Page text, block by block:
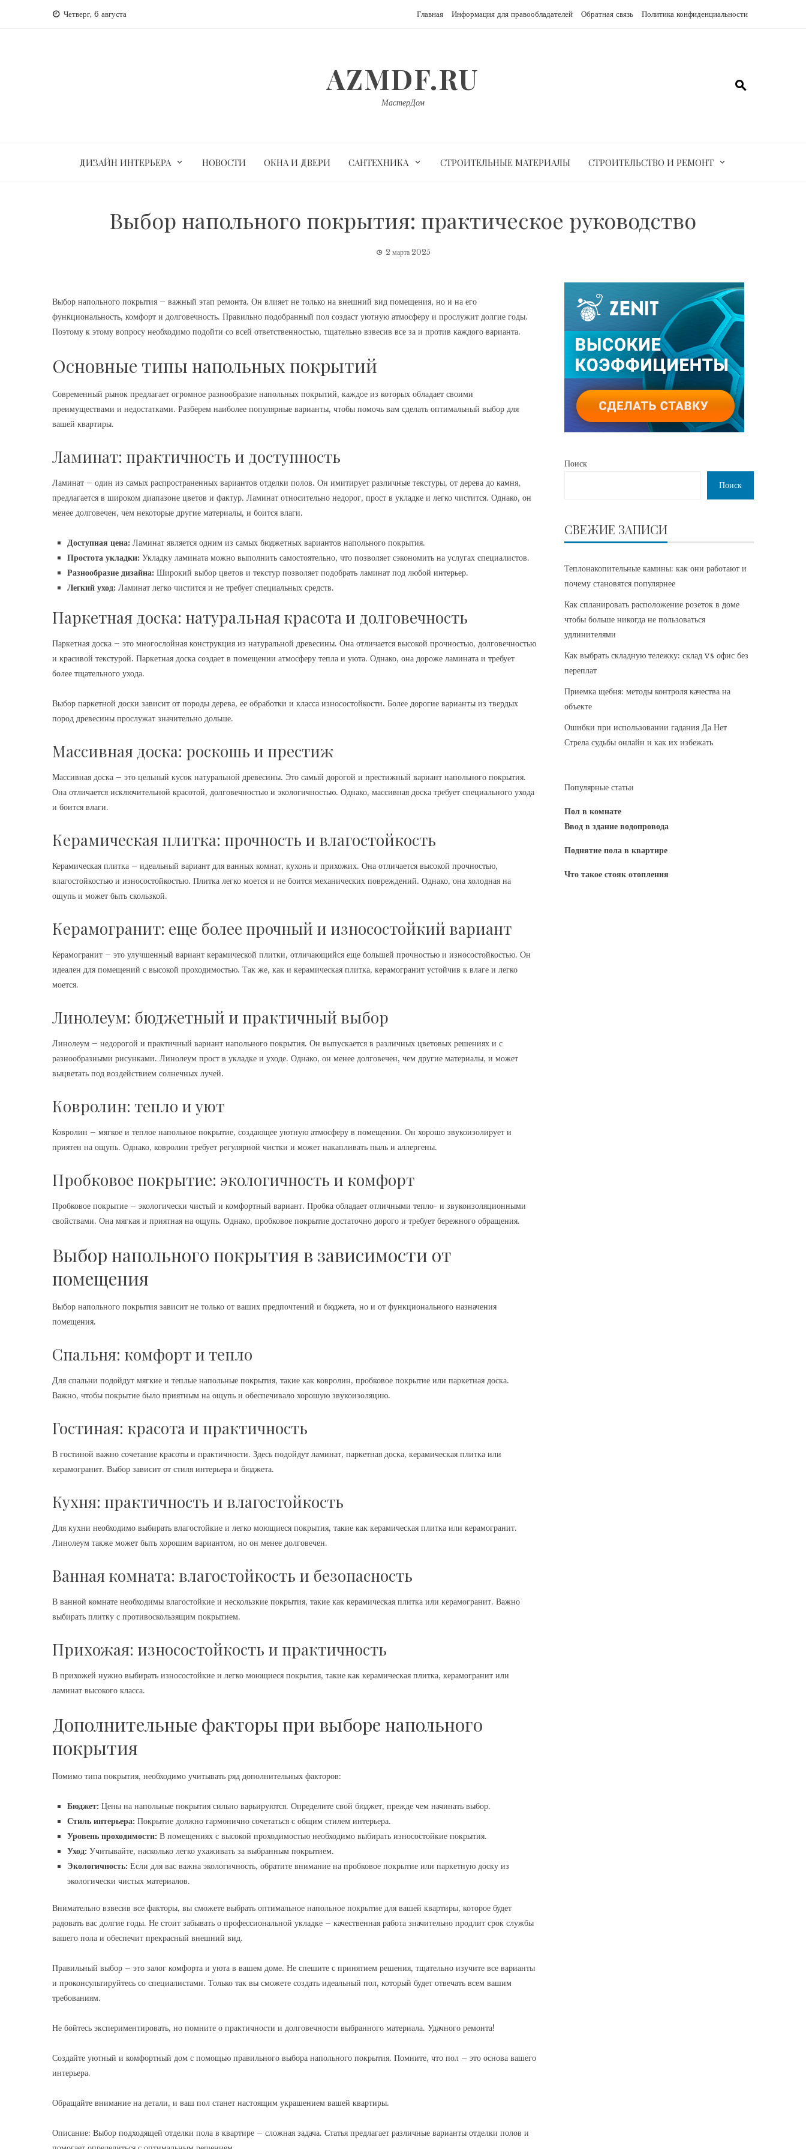
Четверг, 6 августа Главная Информация для правообладателей Обратная связь Политика конфиденциальности
AZMDF.RU
МастерДом
ДИЗАЙН ИНТЕРЬЕРА НОВОСТИ ОКНА И ДВЕРИ САНТЕХНИКА СТРОИТЕЛЬНЫЕ МАТЕРИАЛЫ СТРОИТЕЛЬСТВО И РЕМОНТ
Выбор напольного покрытия: практическое руководство
2 марта 2025
Выбор напольного покрытия – важный этап ремонта. Он влияет не только на внешний вид помещения, но и на его
функциональность, комфорт и долговечность. Правильно подобранный пол создаст уютную атмосферу и прослужит долгие годы.
Поэтому к этому вопросу необходимо подойти со всей ответственностью, тщательно взвесив все за и против каждого варианта.
Основные типы напольных покрытий
Современный рынок предлагает огромное разнообразие напольных покрытий, каждое из которых обладает своими
преимуществами и недостатками. Разберем наиболее популярные варианты, чтобы помочь вам сделать оптимальный выбор для
вашей квартиры.
Ламинат: практичность и доступность
Ламинат – один из самых распространенных вариантов отделки полов. Он имитирует различные текстуры, от дерева до камня,
предлагается в широком диапазоне цветов и фактур. Ламинат относительно недорог, прост в укладке и легко чистится. Однако, он
менее долговечен, чем некоторые другие материалы, и боится влаги.
Доступная цена: Ламинат является одним из самых бюджетных вариантов напольного покрытия.
Простота укладки: Укладку ламината можно выполнить самостоятельно, что позволяет сэкономить на услугах специалистов.
Разнообразие дизайна: Широкий выбор цветов и текстур позволяет подобрать ламинат под любой интерьер.
Легкий уход: Ламинат легко чистится и не требует специальных средств.
Паркетная доска: натуральная красота и долговечность
Паркетная доска – это многослойная конструкция из натуральной древесины. Она отличается высокой прочностью, долговечностью
и красивой текстурой. Паркетная доска создает в помещении атмосферу тепла и уюта. Однако, она дороже ламината и требует
более тщательного ухода.
Выбор паркетной доски зависит от породы дерева, ее обработки и класса износостойкости. Более дорогие варианты из твердых
пород древесины прослужат значительно дольше.
Массивная доска: роскошь и престиж
Массивная доска – это цельный кусок натуральной древесины. Это самый дорогой и престижный вариант напольного покрытия.
Она отличается исключительной красотой, долговечностью и экологичностью. Однако, массивная доска требует специального ухода
и боится влаги.
Керамическая плитка: прочность и влагостойкость
Керамическая плитка – идеальный вариант для ванных комнат, кухонь и прихожих. Она отличается высокой прочностью,
влагостойкостью и износостойкостью. Плитка легко моется и не боится механических повреждений. Однако, она холодная на
ощупь и может быть скользкой.
Керамогранит: еще более прочный и износостойкий вариант
Керамогранит – это улучшенный вариант керамической плитки, отличающийся еще большей прочностью и износостойкостью. Он
идеален для помещений с высокой проходимостью. Так же, как и керамическая плитка, керамогранит устойчив к влаге и легко
моется.
Линолеум: бюджетный и практичный выбор
Линолеум – недорогой и практичный вариант напольного покрытия. Он выпускается в различных цветовых решениях и с
разнообразными рисунками. Линолеум прост в укладке и уходе. Однако, он менее долговечен, чем другие материалы, и может
выцветать под воздействием солнечных лучей.
Ковролин: тепло и уют
Ковролин – мягкое и теплое напольное покрытие, создающее уютную атмосферу в помещении. Он хорошо звукоизолирует и
приятен на ощупь. Однако, ковролин требует регулярной чистки и может накапливать пыль и аллергены.
Пробковое покрытие: экологичность и комфорт
Пробковое покрытие – экологически чистый и комфортный вариант. Пробка обладает отличными тепло- и звукоизоляционными
свойствами. Она мягкая и приятная на ощупь. Однако, пробковое покрытие достаточно дорого и требует бережного обращения.
Выбор напольного покрытия в зависимости от
помещения
Выбор напольного покрытия зависит не только от ваших предпочтений и бюджета, но и от функционального назначения
помещения.
Спальня: комфорт и тепло
Для спальни подойдут мягкие и теплые напольные покрытия, такие как ковролин, пробковое покрытие или паркетная доска.
Важно, чтобы покрытие было приятным на ощупь и обеспечивало хорошую звукоизоляцию.
Гостиная: красота и практичность
В гостиной важно сочетание красоты и практичности. Здесь подойдут ламинат, паркетная доска, керамическая плитка или
керамогранит. Выбор зависит от стиля интерьера и бюджета.
Кухня: практичность и влагостойкость
Для кухни необходимо выбирать влагостойкие и легко моющиеся покрытия, такие как керамическая плитка или керамогранит.
Линолеум также может быть хорошим вариантом, но он менее долговечен.
Ванная комната: влагостойкость и безопасность
В ванной комнате необходимы влагостойкие и нескользкие покрытия, такие как керамическая плитка или керамогранит. Важно
выбирать плитку с противоскользящим покрытием.
Прихожая: износостойкость и практичность
В прихожей нужно выбирать износостойкие и легко моющиеся покрытия, такие как керамическая плитка, керамогранит или
ламинат высокого класса.
Дополнительные факторы при выборе напольного
покрытия
Помимо типа покрытия, необходимо учитывать ряд дополнительных факторов:
Бюджет: Цены на напольные покрытия сильно варьируются. Определите свой бюджет, прежде чем начинать выбор.
Стиль интерьера: Покрытие должно гармонично сочетаться с общим стилем интерьера.
Уровень проходимости: В помещениях с высокой проходимостью необходимо выбирать износостойкие покрытия.
Уход: Учитывайте, насколько легко ухаживать за выбранным покрытием.
Экологичность: Если для вас важна экологичность, обратите внимание на пробковое покрытие или паркетную доску из
экологически чистых материалов.
Внимательно взвесив все факторы, вы сможете выбрать оптимальное напольное покрытие для вашей квартиры, которое будет
радовать вас долгие годы. Не стоит забывать о профессиональной укладке – качественная работа значительно продлит срок службы
вашего пола и обеспечит прекрасный внешний вид.
Правильный выбор – это залог комфорта и уюта в вашем доме. Не спешите с принятием решения, тщательно изучите все варианты
и проконсультируйтесь со специалистами. Только так вы сможете создать идеальный пол, который будет отвечать всем вашим
требованиям.
Не бойтесь экспериментировать, но помните о практичности и долговечности выбранного материала. Удачного ремонта!
Создайте уютный и комфортный дом с помощью правильного выбора напольного покрытия. Помните, что пол – это основа вашего
интерьера.
Обращайте внимание на детали, и ваш пол станет настоящим украшением вашей квартиры.
Описание: Выбор подходящей отделки пола в квартире – сложная задача. Статья предлагает различные варианты отделки полов и
Поиск
Поиск
СВЕЖИЕ ЗАПИСИ
Теплонакопительные камины: как они работают и
почему становятся популярнее
Как спланировать расположение розеток в доме
чтобы больше никогда не пользоваться
удлинителями
Как выбрать складную тележку: склад vs офис без
переплат
Приемка щебня: методы контроля качества на
объекте
Ошибки при использовании гадания Да Нет
Стрела судьбы онлайн и как их избежать
Популярные статьи
Пол в комнате
Ввод в здание водопровода
Поднятие пола в квартире
Что такое стояк отопления